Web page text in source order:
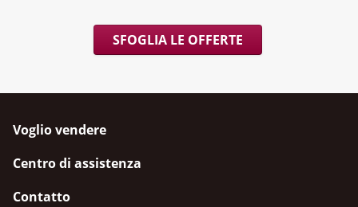
SFOGLIA LE OFFERTE
Voglio vendere
Centro di assistenza
Contatto